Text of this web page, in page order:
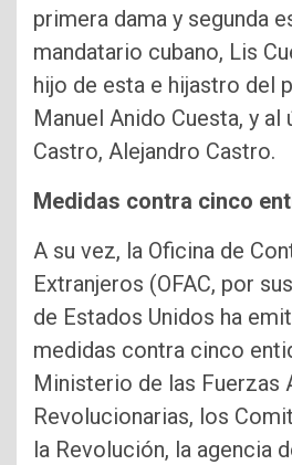
primera dama y segunda
mandatario cubano, Lis
hijo de esta e hijastro del
Manuel Anido Cuesta, y al
Castro, Alejandro Castro.
Medidas contra cinco
A su vez, la Oficina de
Extranjeros (OFAC, por
de Estados Unidos ha
medidas contra cinco
Ministerio de las Fuerzas
Revolucionarias, los
la Revolución, la agencia